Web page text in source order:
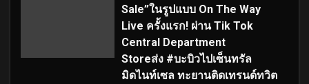
Sale”ในรูปแบบ On The Way
Live ครั้งแรก! ผ่าน Tik Tok
Central Department
Storeส่ง #บะบิวไปเซ็นทรัล
มิดไนท์เซล ทะยานติดเทรนด์ทวิต